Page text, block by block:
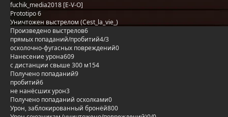
fuchik_media2018 [E-V-O]
Prototipo 6
Уничтожен выстрелом (Cest_la_vie_)
Произведено выстрелов6
прямых попаданий/пробитий4/3
осколочно-фугасных повреждений0
Нанесение урона609
с дистанции свыше 300 м154
Получено попаданий9
пробитий6
не нанёсших урон3
Получено попаданий осколками0
Урон, заблокированный бронёй800